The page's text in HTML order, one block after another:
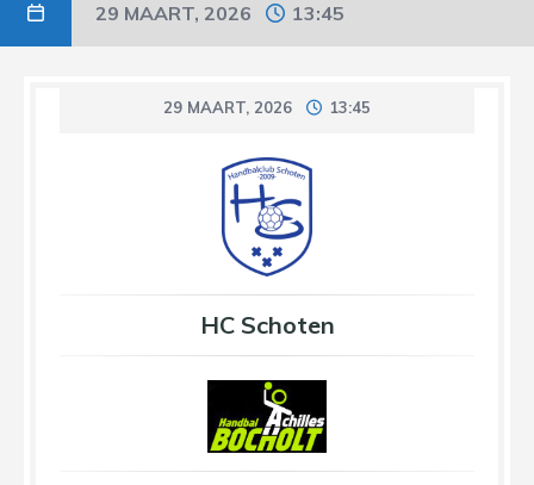
29 MAART, 2026 13:45
29 MAART, 2026 13:45
HC Schoten